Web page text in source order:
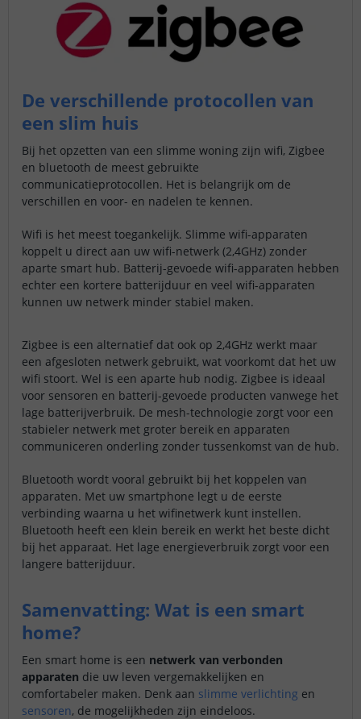
De verschillende protocollen van
een slim huis
Bij het opzetten van een slimme woning zijn wifi, Zigbee
en bluetooth de meest gebruikte
communicatieprotocollen. Het is belangrijk om de
verschillen en voor- en nadelen te kennen.
Wifi is het meest toegankelijk. Slimme wifi-apparaten
koppelt u direct aan uw wifi-netwerk (2,4GHz) zonder
aparte smart hub. Batterij-gevoede wifi-apparaten hebben
echter een kortere batterijduur en veel wifi-apparaten
kunnen uw netwerk minder stabiel maken.
Zigbee is een alternatief dat ook op 2,4GHz werkt maar
een afgesloten netwerk gebruikt, wat voorkomt dat het uw
wifi stoort. Wel is een aparte hub nodig. Zigbee is ideaal
voor sensoren en batterij-gevoede producten vanwege het
lage batterijverbruik. De mesh-technologie zorgt voor een
stabieler netwerk met groter bereik en apparaten
communiceren onderling zonder tussenkomst van de hub.
Bluetooth wordt vooral gebruikt bij het koppelen van
apparaten. Met uw smartphone legt u de eerste
verbinding waarna u het wifinetwerk kunt instellen.
Bluetooth heeft een klein bereik en werkt het beste dicht
bij het apparaat. Het lage energieverbruik zorgt voor een
langere batterijduur.
Samenvatting: Wat is een smart
home?
Een smart home is een netwerk van verbonden
apparaten die uw leven vergemakkelijken en
comfortabeler maken. Denk aan slimme verlichting en
sensoren, de mogelijkheden zijn eindeloos.